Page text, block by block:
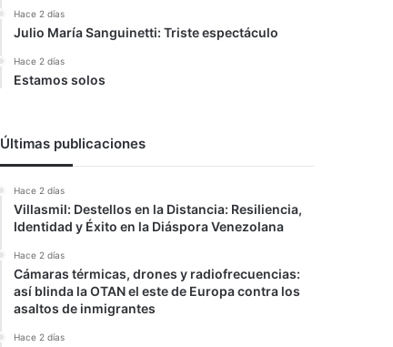
Hace 2 días
Julio María Sanguinetti: Triste espectáculo
Hace 2 días
Estamos solos
Últimas publicaciones
Hace 2 días
Villasmil: Destellos en la Distancia: Resiliencia,
Identidad y Éxito en la Diáspora Venezolana
Hace 2 días
Cámaras térmicas, drones y radiofrecuencias:
así blinda la OTAN el este de Europa contra los
asaltos de inmigrantes
Hace 2 días